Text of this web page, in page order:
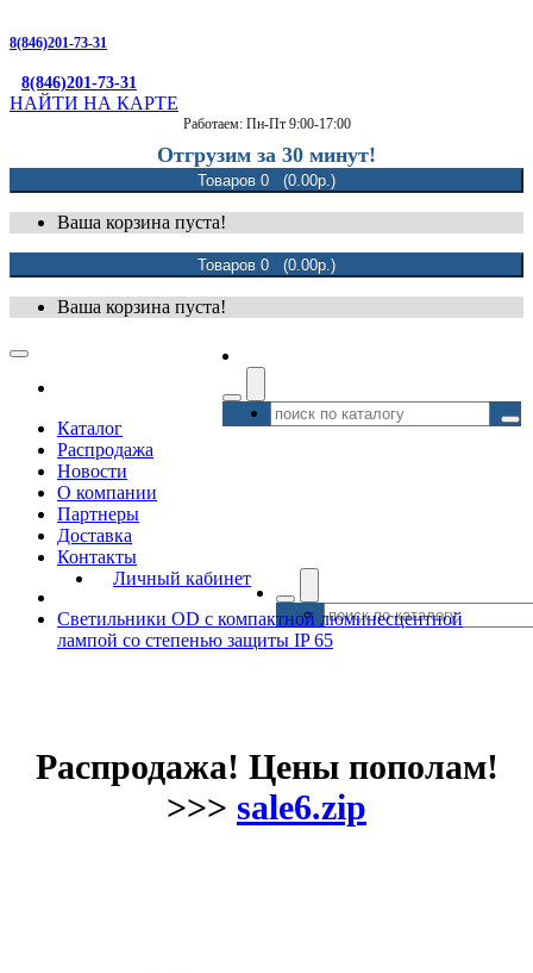
8(846)201-73-31
8(846)201-73-31
НАЙТИ НА КАРТЕ
Работаем: Пн-Пт 9:00-17:00
Отгрузим за 30 минут!
Товаров 0 (0.00р.)
Ваша корзина пуста!
Товаров 0 (0.00р.)
Ваша корзина пуста!
Каталог
Распродажа
Новости
О компании
Партнеры
Доставка
Контакты
Личный кабинет
Светильники OD с компактной люминесцентной
лампой cо степенью защиты IP 65
Распродажа! Цены пополам!
>>> sale6.zip